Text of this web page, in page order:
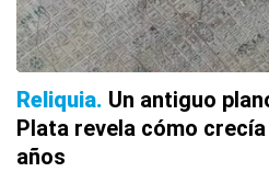
Reliquia Un antiguo
Plata revela cómo
años